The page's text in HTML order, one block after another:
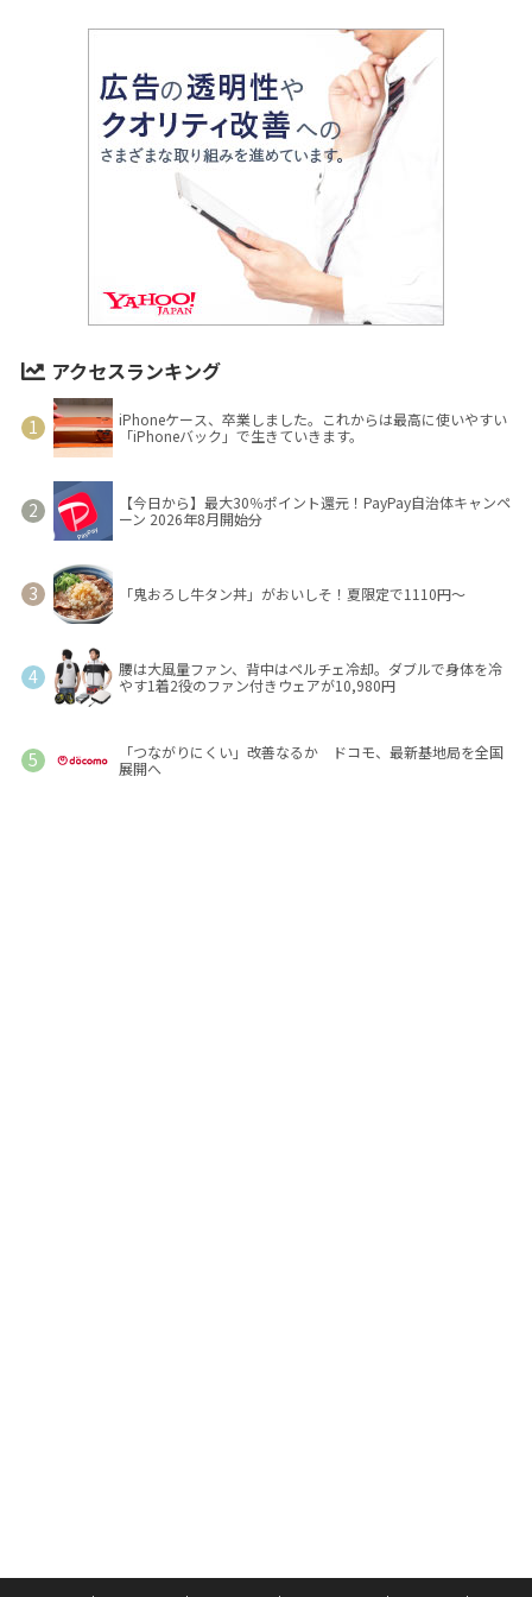
アクセスランキング
iPhoneケース、卒業しました。これからは最高に使いやすい
「iPhoneバック」で生きていきます。
【今日から】最大30％ポイント還元！PayPay自治体キャンペ
ーン 2026年8月開始分
「鬼おろし牛タン丼」がおいしそ！夏限定で1110円～
腰は大風量ファン、背中はペルチェ冷却。ダブルで身体を冷
やす1着2役のファン付きウェアが10,980円
「つながりにくい」改善なるか ドコモ、最新基地局を全国
展開へ